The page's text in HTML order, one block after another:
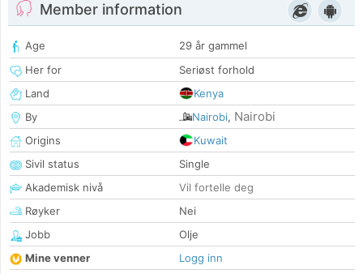
Member information
Age
29 år gammel
Her for
Seriøst forhold
Land
Kenya
By
Nairobi, Nairobi
Origins
Kuwait
Sivil status
Single
Akademisk nivå
Vil fortelle deg
Røyker
Nei
Jobb
Olje
Mine venner
Logg inn